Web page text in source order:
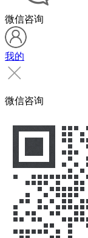
微信咨询
我的
微信咨询